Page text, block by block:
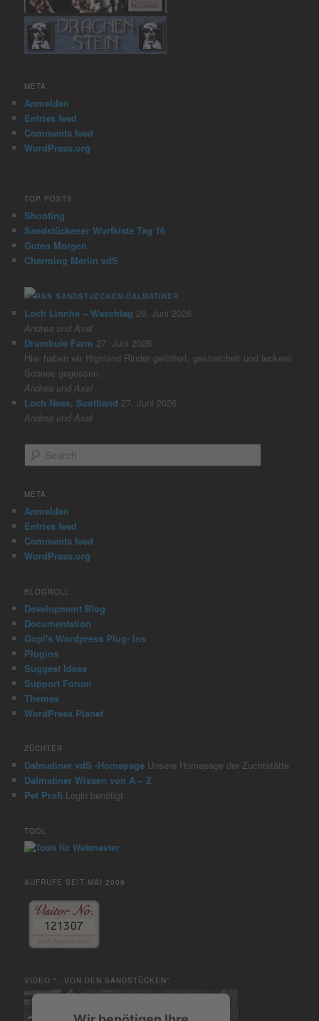
META
Anmelden
Entries feed
Comments feed
WordPress.org
TOP POSTS
Shooting
Sandstückener Wurfkiste Tag 16
Guten Morgen
Charming Merlin vdS
SANDSTUECKEN-DALMATINER
Loch Linnhe – Waschtag 29. Juni 2026
Andrea und Axel
Drumbuie Farm 27. Juni 2026
Hier haben wir Highland Rinder gefüttert, gestreichelt und leckere
Scones gegessen.
Andrea und Axel
Loch Ness, Scottland 27. Juni 2026
Andrea und Axel
e
r
h
META
Anmelden
Entries feed
Comments feed
WordPress.org
BLOGROLL
Development Blog
Documentation
Gopi's Wordpress Plug- ins
Plugins
Suggest Ideas
Support Forum
Themes
WordPress Planet
ZÜCHTER
Dalmatiner vdS -Homepage Unsere Homepage der Zuchtstätte
Dalmatiner Wissen von A – Z
Pet Profi Login benötigt
TOOL
AUFRUFE SEIT MAI 2009
VIDEO “…VON DEN SANDSTÜCKEN”